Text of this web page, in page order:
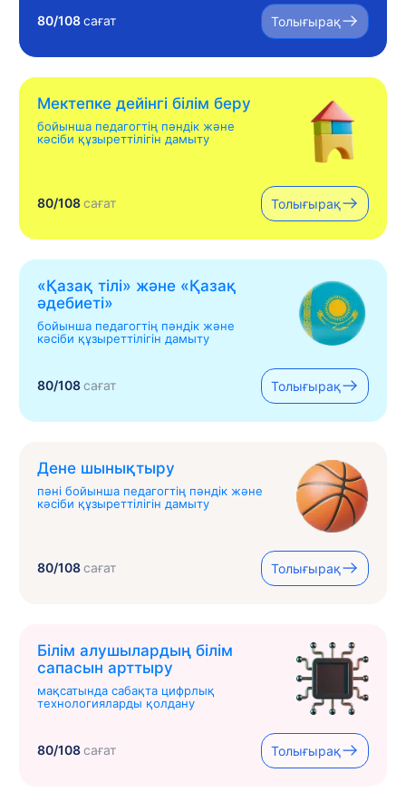
80/108сағат Толығырақ
Мектепке дейінгі білім беру
бойынша педагогтің пәндік және
кәсіби құзыреттілігін дамыту
80/108сағат Толығырақ
«Қазақ тілі» жəне «Қазақ
əдебиеті»
бойынша педагогтің пәндік және
кәсіби құзыреттілігін дамыту
80/108сағат Толығырақ
Дене шынықтыру
пәні бойынша педагогтің пәндік және
кәсіби құзыреттілігін дамыту
80/108сағат Толығырақ
Білім алушылардың білім
сапасын арттыру
мақсатында сабақта цифрлық
технологияларды қолдану
80/108сағат Толығырақ